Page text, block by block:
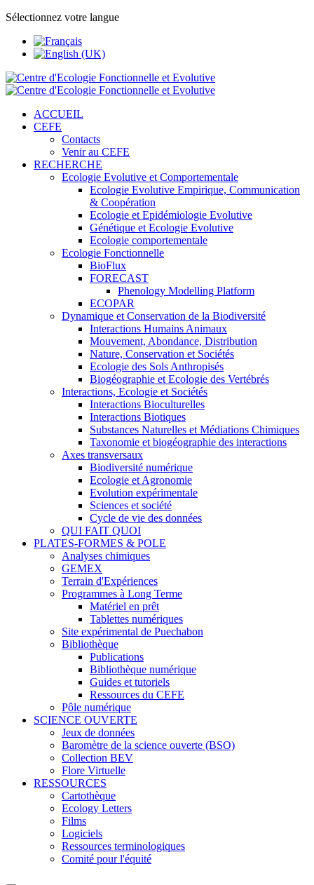
Sélectionnez votre langue
ACCUEIL
CEFE
Contacts
Venir au CEFE
RECHERCHE
Ecologie Evolutive et Comportementale
Ecologie Evolutive Empirique, Communication
& Coopération
Ecologie et Epidémiologie Evolutive
Génétique et Ecologie Evolutive
Ecologie comportementale
Ecologie Fonctionnelle
BioFlux
FORECAST
Phenology Modelling Platform
ECOPAR
Dynamique et Conservation de la Biodiversité
Interactions Humains Animaux
Mouvement, Abondance, Distribution
Nature, Conservation et Sociétés
Ecologie des Sols Anthropisés
Biogéographie et Ecologie des Vertébrés
Interactions, Ecologie et Sociétés
Interactions Bioculturelles
Interactions Biotiques
Substances Naturelles et Médiations Chimiques
Taxonomie et biogéographie des interactions
Axes transversaux
Biodiversité numérique
Ecologie et Agronomie
Evolution expérimentale
Sciences et société
Cycle de vie des données
QUI FAIT QUOI
PLATES-FORMES & POLE
Analyses chimiques
GEMEX
Terrain d'Expériences
Programmes à Long Terme
Matériel en prêt
Tablettes numériques
Site expérimental de Puechabon
Bibliothèque
Publications
Bibliothèque numérique
Guides et tutoriels
Ressources du CEFE
Pôle numérique
SCIENCE OUVERTE
Jeux de données
Baromètre de la science ouverte (BSO)
Collection BEV
Flore Virtuelle
RESSOURCES
Cartothèque
Ecology Letters
Films
Logiciels
Ressources terminologiques
Comité pour l'équité